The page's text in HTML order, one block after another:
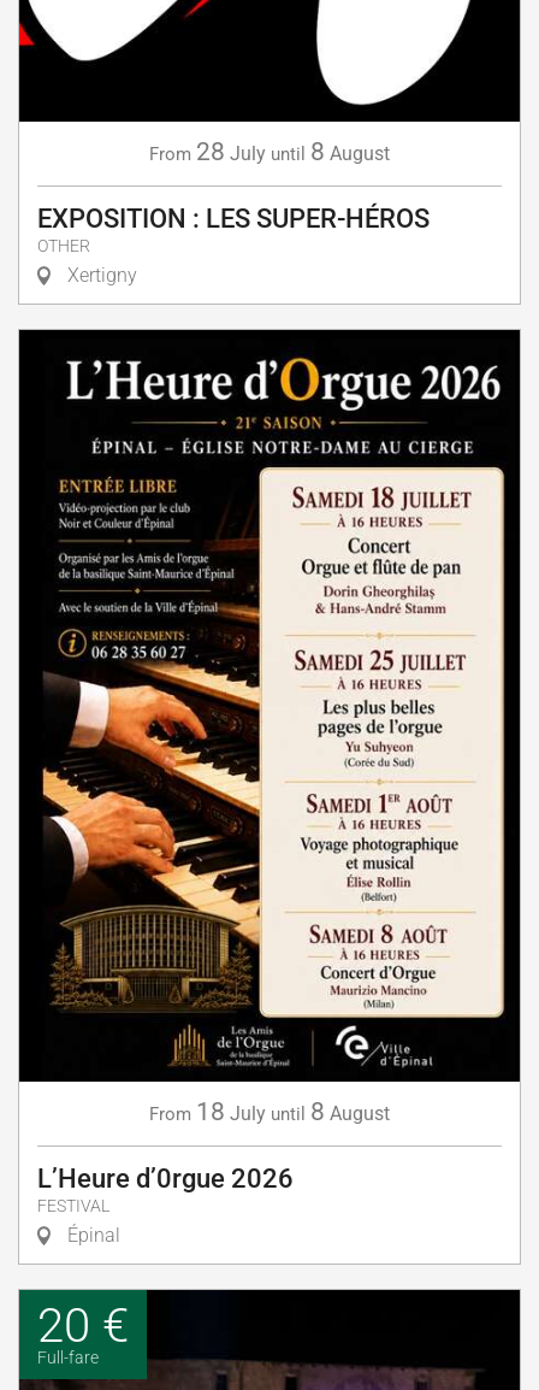
From 28 July until 8 August
EXPOSITION : LES SUPER-HÉROS
OTHER
Xertigny
From 18 July until 8 August
L’Heure d’0rgue 2026
FESTIVAL
Épinal
20 €
Full-fare